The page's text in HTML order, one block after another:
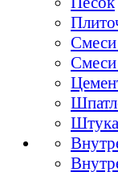
Смеси
Смеси